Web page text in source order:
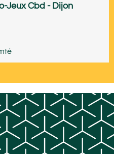
Jeux Cbd - Dijon